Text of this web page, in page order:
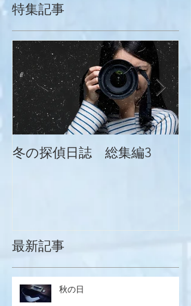
特集記事
冬の探偵日誌 総集編3
最新記事
秋の日